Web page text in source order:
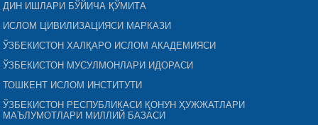
ДИН ИШЛАРИ БЎЙИЧА ҚЎМИТА
ИСЛОМ ЦИВИЛИЗАЦИЯСИ МАРКАЗИ
ЎЗБЕКИСТОН ХАЛҚАРО ИСЛОМ АКАДЕМИЯСИ
ЎЗБЕКИСТОН МУСУЛМОНЛАРИ ИДОРАСИ
ТОШКЕНТ ИСЛОМ ИНСТИТУТИ
ЎЗБЕКИСТОН РЕСПУБЛИКАСИ ҚОНУН ҲУЖЖАТЛАРИ
МАЪЛУМОТЛАРИ МИЛЛИЙ БАЗАСИ